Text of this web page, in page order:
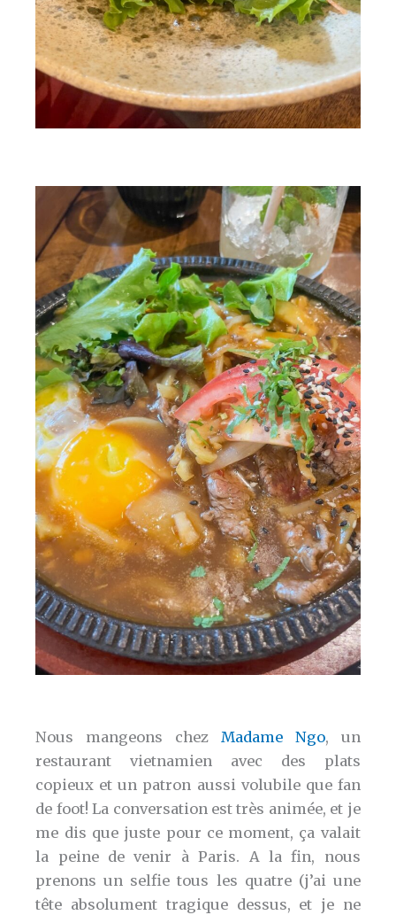
Nous mangeons chez Madame Ngo, un
restaurant vietnamien avec des plats
copieux et un patron aussi volubile que fan
de foot! La conversation est très animée, et je
me dis que juste pour ce moment, ça valait
la peine de venir à Paris. A la fin, nous
prenons un selfie tous les quatre (j’ai une
tête absolument tragique dessus, et je ne